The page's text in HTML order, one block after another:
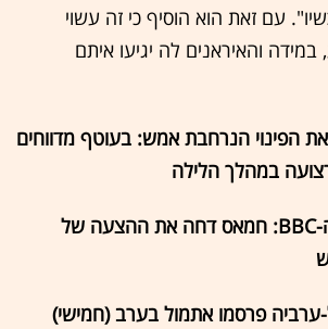
עם זאת הוא הוסיף כי זה עשוי
והאיראנים לה יגיעו איתם
הפינוי הנרחבת אמש: בעוטף מדווחים
במהלך הלילה
חמאס דחה את ההצעה של
באל-ערביה פרסמו אתמול בערב (חמישי)